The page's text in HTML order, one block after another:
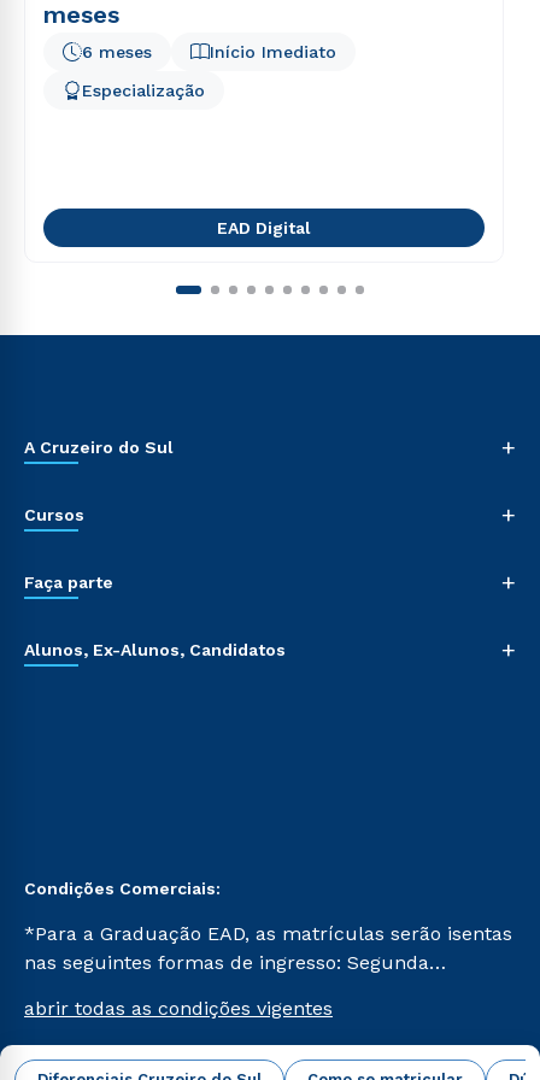
meses
Início Imediato
6 meses
Especialização
EAD Digital
A Cruzeiro do Sul +
Cursos +
Faça parte +
Alunos, Ex-Alunos, Candidatos +
Condições Comerciais:
*Para a Graduação EAD, as matrículas serão isentas
nas seguintes formas de ingresso: Segunda
Já para as demais, a taxa de matrícula será de R$
49. *Para a Pós-graduação EAD, as ofertas
abrir todas as condições vigentes